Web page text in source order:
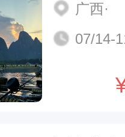
广西·
07/14-